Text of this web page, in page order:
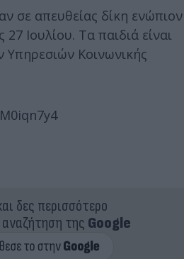
σε απευθείας δίκη ενώπιον
27 Ιουλίου. Τα παιδιά είναι
Κοινωνικής
δες περισσότερο
της Google